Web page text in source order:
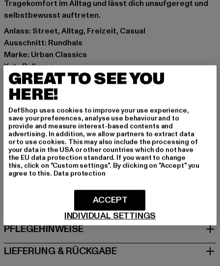
Tragekomfort im Alltag und lässt dich unaufgeregt und
selbstbewusst auftreten.
Anlass: Street, Alltag, Freizeit, Casual
Ausschnitt: Rundhals
Marke: Urban Classics
Kat.: Pullover
Farbe: schwarz
Hersteller Farbe: black
Materialzusammensetzung: 65% Baumwolle, 35%
Polyester
Art.Nr: TB4483-00007
Hersteller: TB International GmbH |info@tbint.de
Dr.-Robert-Murjahn-Straße 7 | 64372 Ober-Ramstadt |
DE
GRÖSSE & PASSFORM
PFLEGEHINWEISE
LIEFERUNG & RÜCKGABE
GREAT TO SEE YOU
HERE!
DefShop uses cookies to improve your use experience,
save your preferences, analyse use behaviour and to
provide and measure interest-based contents and
advertising. In addition, we allow partners to extract data
or to use cookies. This may also include the processing of
your data in the USA or other countries which do not have
the EU data protection standard. If you want to change
this, click on "Custom settings". By clicking on "Accept" you
agree to this. Data protection
INDIVIDUAL SETTINGS
ACCEPT